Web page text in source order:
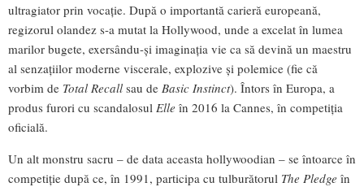
ultragiator prin vocație. După o importantă carieră europeană,
regizorul olandez s-a mutat la Hollywood, unde a excelat în lumea
marilor bugete, exersându-și imaginația vie ca să devină un maestru
al senzațiilor moderne viscerale, explozive și polemice (fie că
vorbim de Total Recall sau de Basic Instinct). Întors în Europa, a
produs furori cu scandalosul Elle în 2016 la Cannes, în competiția
oficială.
Un alt monstru sacru – de data aceasta hollywoodian – se întoarce în
competiție după ce, în 1991, participa cu tulburătorul The Pledge în